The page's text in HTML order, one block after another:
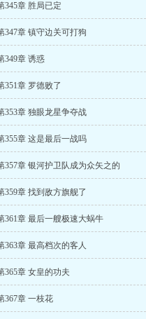
345章 胜局已定
347章 镇守边关可打狗
349章 诱惑
351章 罗德败了
353章 独眼龙星争夺战
355章 这是最后一战吗
357章 银河护卫队成为众矢之的
359章 找到敌方旗舰了
361章 最后一艘极速大蜗牛
363章 最高档次的客人
365章 女皇的功夫
367章 一枝花